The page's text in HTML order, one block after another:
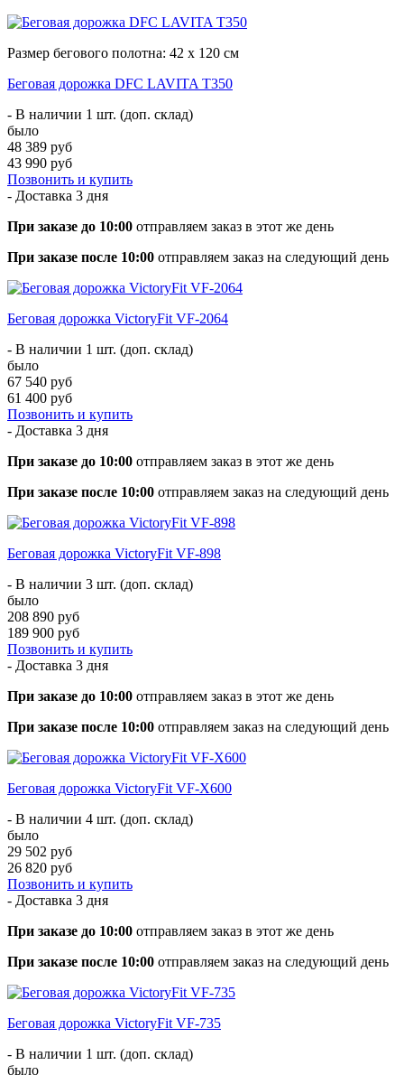
Размер бегового полотна: 42 х 120 см
Беговая дорожка DFC LAVITA T350
- В наличии 1 шт. (доп. склад)
было
48 389 руб
43 990 руб
Позвонить и купить
- Доставка 3 дня
При заказе до 10:00 отправляем заказ в этот же день
При заказе после 10:00 отправляем заказ на следующий день
Беговая дорожка VictoryFit VF-2064
- В наличии 1 шт. (доп. склад)
было
67 540 руб
61 400 руб
Позвонить и купить
- Доставка 3 дня
При заказе до 10:00 отправляем заказ в этот же день
При заказе после 10:00 отправляем заказ на следующий день
Беговая дорожка VictoryFit VF-898
- В наличии 3 шт. (доп. склад)
было
208 890 руб
189 900 руб
Позвонить и купить
- Доставка 3 дня
При заказе до 10:00 отправляем заказ в этот же день
При заказе после 10:00 отправляем заказ на следующий день
Беговая дорожка VictoryFit VF-X600
- В наличии 4 шт. (доп. склад)
было
29 502 руб
26 820 руб
Позвонить и купить
- Доставка 3 дня
При заказе до 10:00 отправляем заказ в этот же день
При заказе после 10:00 отправляем заказ на следующий день
Беговая дорожка VictoryFit VF-735
- В наличии 1 шт. (доп. склад)
было